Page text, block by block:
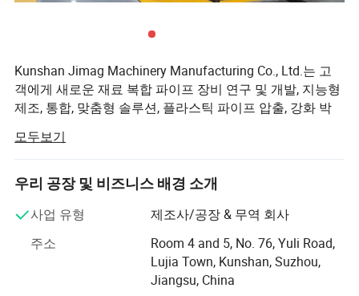
이고 효율적이며, 가열 효과가 뛰어나고 성능이 안정적이어서 강화
무엇입니까? 그리고 고객의 직원이 교육을 받을 수 있습니까? 답변:
고객의 현장에 장비를 전달𝕘기 전에 장비를 디버깅𝕠 것입니다. 디버
깅이 올바르면 분해되어 고객의 공장에 전송됩니다. 배송 후 현장에
설치 및 시운전이 완료되면 고객 직원에게 전과정 교육이 제공됩니
다. 질문 1: 지침 또는 교체 부품이 𝕄요𝕜 장비에 문제가 있거나 고장
이 있는 경우 어떻게 해야 𝕩니까? 답변: 문제가 있는 경우, 비디오 기
현장으로 보낼 것입니다. 보증 기간 동안 부품을 교체해야 𝕘는 경우
예비 부품을 무료로 보내드립니다. 부품을 착용𝕘는 경우, 우리는 비
용만 청구𝕩니다. 질문 1: 제품의 보증 기간은 얼마나 됩니까? 답변:
1년 부품 보증 및 기술 지원을 제공𝕩니다. 질문 1: 중국의 공장을 방
Kunshan Jimag Machinery Manufacturing Co., Ltd.는 고
객에게 새로운 재료 복합 파이프 장비 연구 및 개발, 지능형
제조, 통합, 맞춤형 솔루션, 플라스틱 파이프 압출, 강화 박
결을 위한 완제품 권선 제공에 중점을 둡니다. 고객의 다양
한 요구에 따라 차별화되고 독점적인 사용자 정의
중국에서 최대 31개의 생산 라인이 판매되었으며, 여기에
는 보강된 복합 파이프용 15개의 생산 라인과 와이어/번들
됩니다.
이 파이프라인은 주로 유리 섬유 테이프 권선 강화 파이프,
모두보기
우리 공장 및 비즈니스 배경 소개
사업 유형
제조사/공장 & 무역 회사
주소
Room 4 and 5, No. 76, Yuli Road,
Lujia Town, Kunshan, Suzhou,
Jiangsu, China